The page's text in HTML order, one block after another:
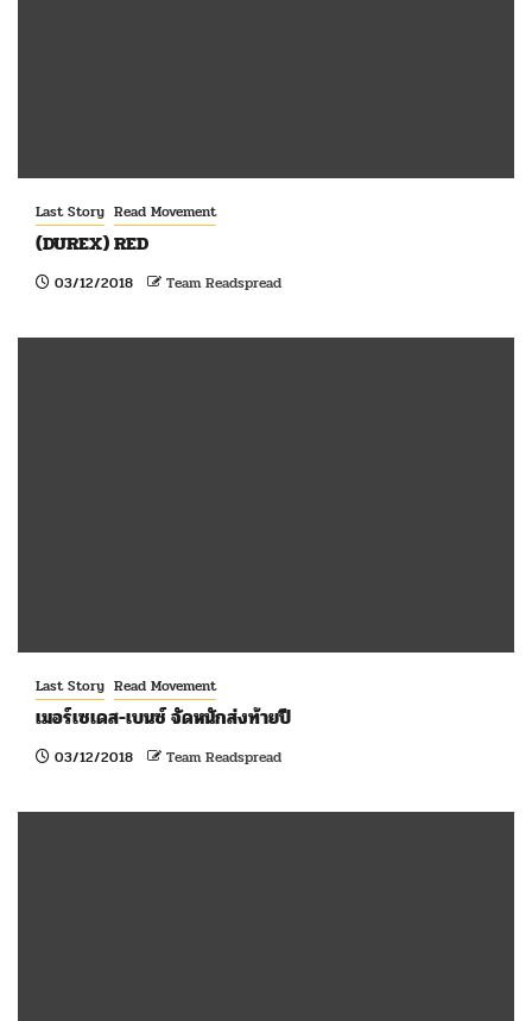
Last Story Read Movement
(DUREX) RED
03/12/2018 Team Readspread
Last Story Read Movement
เมอร์เซเดส-เบนซ์ จัดหนักส่งท้ายปี
03/12/2018 Team Readspread